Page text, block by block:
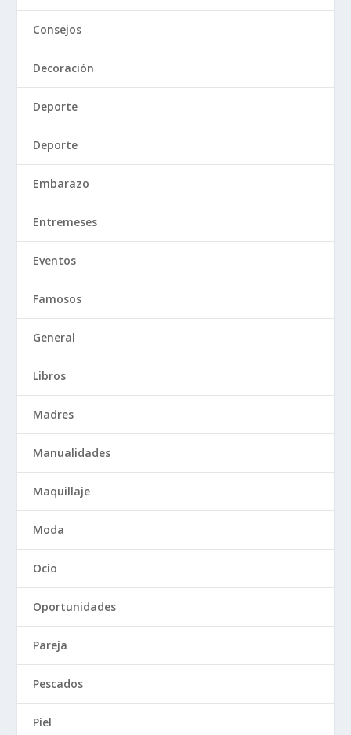
Consejos
Decoración
Deporte
Deporte
Embarazo
Entremeses
Eventos
Famosos
General
Libros
Madres
Manualidades
Maquillaje
Moda
Ocio
Oportunidades
Pareja
Pescados
Piel